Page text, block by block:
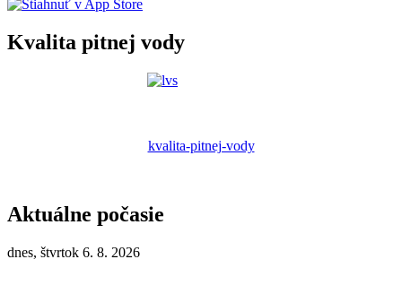
Kvalita pitnej vody
kvalita-pitnej-vody
Aktuálne počasie
dnes, štvrtok 6. 8. 2026